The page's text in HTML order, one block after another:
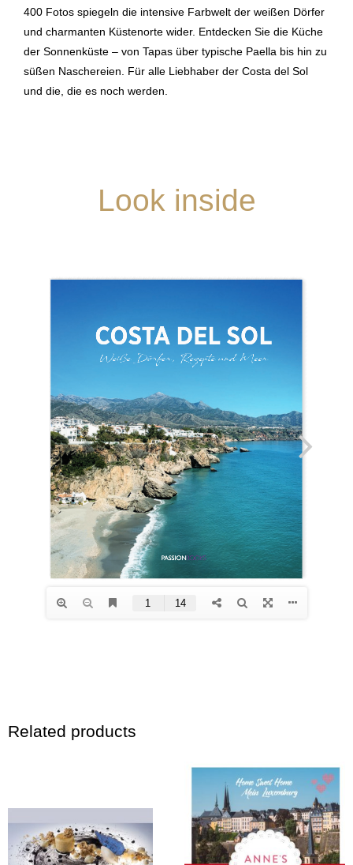
400 Fotos spiegeln die intensive Farbwelt der weißen Dörfer
und charmanten Küstenorte wider. Entdecken Sie die Küche
der Sonnenküste – von Tapas über typische Paella bis hin zu
süßen Naschereien. Für alle Liebhaber der Costa del Sol
und die, die es noch werden.
Look inside
Related products